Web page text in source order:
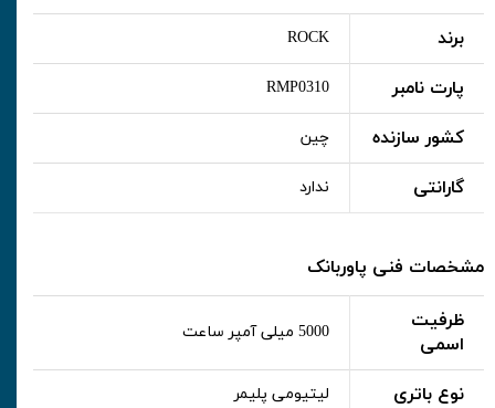
برند ROCK
پارت نامبر RMP0310
کشور سازنده چین
گارانتی ندارد
مشخصات فنی پاوربانک
ظرفیت
اسمی
5000 میلی آمپر ساعت
نوع باتری لیتیومی پلیمر